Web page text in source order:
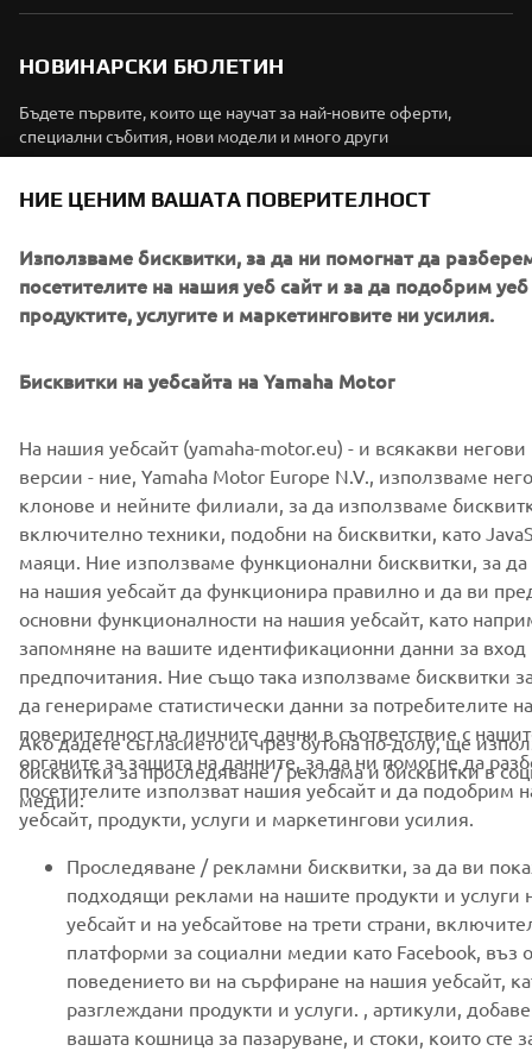
НОВИНАРСКИ БЮЛЕТИН
Бъдете първите, които ще научат за най-новите оферти,
специални събития, нови модели и много други
АБОНИРАНЕ
Прочетете нашата Политика за поверителност, за да научите
© Copyright - 2026 Yamaha Motor Europe N.V. - All Rights
Privacy PolicyCookiesLegal statement
НИЕ ЦЕНИМ ВАШАТА ПОВЕРИТЕЛНОСТ
Използваме бисквитки, за да ни помогнат да
посетителите на нашия уеб сайт и за да подобрим уеб
продуктите, услугите и маркетинговите ни усилия.
Бисквитки на уебсайта на Yamaha Motor
На нашия уебсайт (yamaha-motor.eu) - и всякакви
версии - ние, Yamaha Motor Europe N.V., използваме
клонове и нейните филиали, за да използваме
включително техники, подобни на бисквитки, като
маяци. Ние използваме функционални бисквитки, за
на нашия уебсайт да функционира правилно и да ви
основни функционалности на нашия уебсайт, като
запомняне на вашите идентификационни данни за
предпочитания. Ние също така използваме бисквитки
да генерираме статистически данни за потребителите
поверителност на личните данни в съответствие с
органите за защита на данните, за да ни помогне да
посетителите използват нашия уебсайт и да подобрим
уебсайт, продукти, услуги и маркетингови усилия.
Ако дадете съгласието си чрез бутона по-долу, ще
бисквитки за проследяване / реклама и бисквитки в
медии:
Проследяване / рекламни бисквитки, за да ви
подходящи реклами на нашите продукти и услуги
уебсайт и на уебсайтове на трети страни,
платформи за социални медии като Facebook, въз
поведението ви на сърфиране на нашия уебсайт,
разглеждани продукти и услуги. , артикули,
вашата кошница за пазаруване, и стоки, които сте